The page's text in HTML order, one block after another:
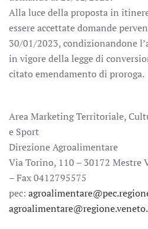
Alla luce della proposta in
essere accettate domande
30/01/2023, condizionandone
in vigore della legge di
citato emendamento di proroga.
Area Marketing Territoriale,
e Sport
Direzione Agroalimentare
Via Torino, 110 – 30172 Mestre
– Fax 0412795575
pec: